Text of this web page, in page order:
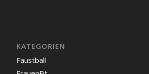
KATEGORIEN
Faustball